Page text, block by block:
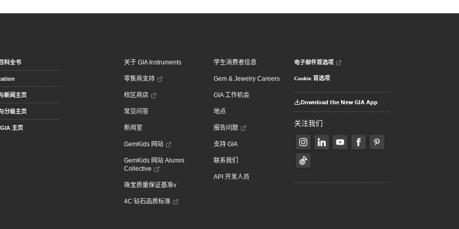
科全书
新闻主页
分级主页
主页
关于 GIA Instruments
零售商支持
校区商店
常见问答
新闻室
GemKids 网站
GemKids 网站 Alumni
Collective
珠宝质量保证基准v
4C 钻石品质标准
学生消费者信息
Gem & Jewelry Careers
GIA 工作机会
地点
报告问题
支持 GIA
联系我们
API 开发人员
电子邮件首选项
Cookie 首选项
Download the New GIA App
关注我们